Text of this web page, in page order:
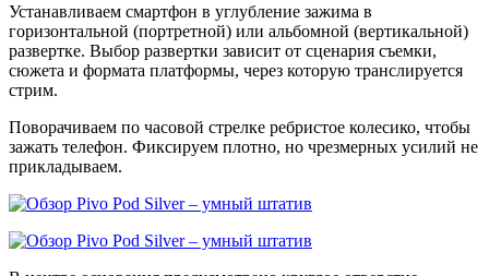
Устанавливаем смартфон в углубление зажима в
горизонтальной (портретной) или альбомной (вертикальной)
развертке. Выбор развертки зависит от сценария съемки,
сюжета и формата платформы, через которую транслируется
стрим.
Поворачиваем по часовой стрелке ребристое колесико, чтобы
зажать телефон. Фиксируем плотно, но чрезмерных усилий не
прикладываем.